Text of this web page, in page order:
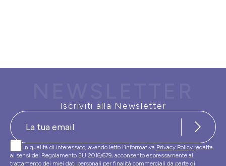
Iscriviti alla Newsletter
In qualità di interessato, avendo letto l’informativa Privacy Policy redatta
ai sensi del Regolamento EU 2016/679, acconsento espressamente al
trattamento dei miei dati personali per finalità commerciali da parte di